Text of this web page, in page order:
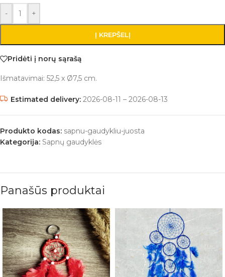
- +
Į KREPŠELĮ
Pridėti į norų sąrašą
Išmatavimai: 52,5 x Ø7,5 cm.
Estimated delivery: 2026-08-11 – 2026-08-13
Produkto kodas: sapnu-gaudykliu-juosta
Kategorija: Sapnų gaudyklės
Panašūs produktai